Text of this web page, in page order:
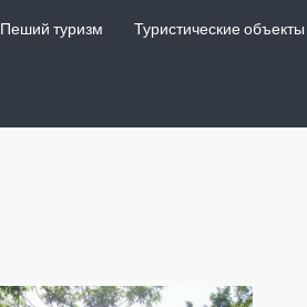
Пеший туризм Туристические объекты